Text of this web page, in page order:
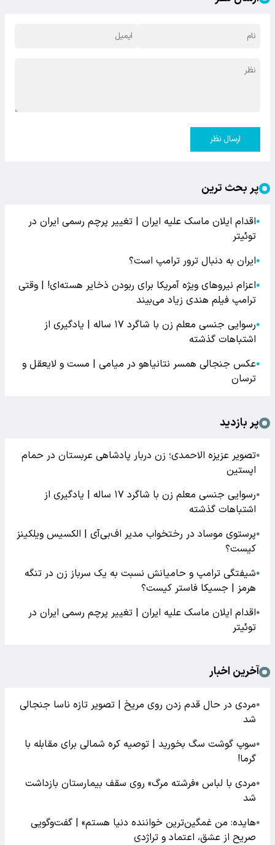
ارسال نظر
پر بحث ترین
●اقدام ایلان ماسک علیه ایران | تغییر پرچم رسمی ایران در
توئیتر
●ایران به دنبال ترور ترامپ است؟
●اعزام نیروهای ویژه آمریکا برای ربودن ذخایر هسته‌ای! | وقتی
ترامپ فیلم هندی زیاد می‌بیند
●
رسوایی جنسی معلم زن با شاگرد ۱۷ ساله | یادگیری از
اشتباهات گذشته
●عکس جنجالی همسر نتانیاهو در میامی | مست و لایعقل و
ترسان
پر بازدید
●تصویر عزیزه الاحمدی؛ زن دربار پادشاهی عربستان در حمام
اپستین
●
رسوایی جنسی معلم زن با شاگرد ۱۷ ساله | یادگیری از
اشتباهات گذشته
●پرستوی موساد در رختخواب مدیر اف‌بی‌آی | الکسیس ویلکینز
کیست؟
●شیفتگی ترامپ و حامیانش نسبت به یک سرباز زن در تنگه
هرمز | جسیکا فاستر کیست؟
●اقدام ایلان ماسک علیه ایران | تغییر پرچم رسمی ایران در
توئیتر
آخرین اخبار
●مردی در حال قدم زدن روی مریخ | تصویر تازه ناسا جنجالی
شد
●سوپ گوشت سگ بخورید | توصیه کره شمالی برای مقابله با
گرما!
●مردی با لباس «فرشته مرگ» روی سقف بیمارستان بازداشت
شد
●هایده: من غمگین‌ترین خواننده دنیا هستم» | گفت‌وگویی
صریح از عشق، اعتماد و تراژدی